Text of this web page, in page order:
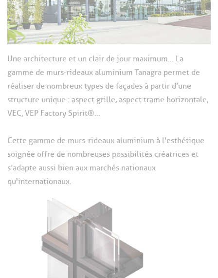
Une architecture et un clair de jour maximum… La
gamme de murs-rideaux aluminium Tanagra permet de
réaliser de nombreux types de façades à partir d’une
structure unique : aspect grille, aspect trame horizontale,
VEC, VEP Factory Spirit®…
Cette gamme de murs-rideaux aluminium à l'esthétique
soignée offre de nombreuses possibilités créatrices et
s’adapte aussi bien aux marchés nationaux
qu'internationaux.